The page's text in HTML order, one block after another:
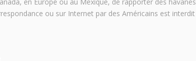
ou sur Internet par des Américains est interdit